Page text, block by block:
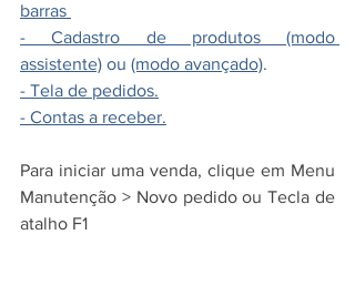
barras
- Cadastro de produtos (modo
assistente) ou (modo avançado).
- Tela de pedidos.
- Contas a receber.
Para iniciar uma venda, clique em Menu
Manutenção > Novo pedido ou Tecla de
atalho F1